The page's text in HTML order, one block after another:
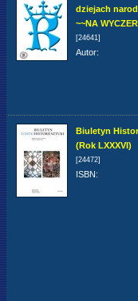
dziejach
~~NA
[24641]
Autor:
Biuletyn
(Rok LXXXVI)
[24472]
ISBN: